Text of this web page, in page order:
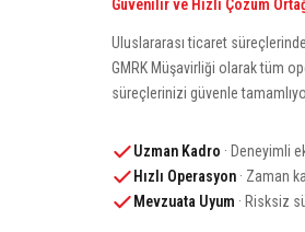
Güvenilir ve Hızlı Çözüm
Uluslararası ticaret
GMRK Müşavirliği olarak tüm
süreçlerinizi güvenle
Uzman Kadro · Deneyimli
Hızlı Operasyon · Zaman
Mevzuata Uyum · Risksiz